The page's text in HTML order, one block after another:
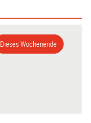
Dieses Wochenende